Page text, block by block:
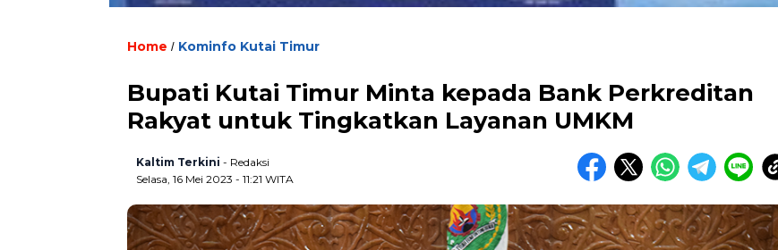
Home / Kominfo Kutai Timur
Bupati Kutai Timur Minta kepada Bank Perkreditan
Rakyat untuk Tingkatkan Layanan UMKM
Kaltim Terkini - Redaksi
Selasa, 16 Mei 2023 - 11:21 WITA